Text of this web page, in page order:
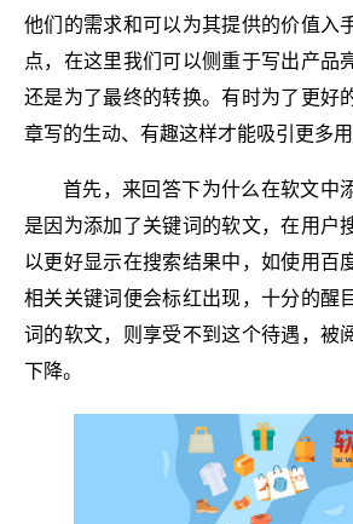
他们的需求和可以为其提供的价值入
点，在这里我们可以侧重于写出产品
还是为了最终的转换。有时为了更好
章写的生动、有趣这样才能吸引更多用
首先，来回答下为什么在软文中
是因为添加了关键词的软文，在用户
以更好显示在搜索结果中，如使用百
相关关键词便会标红出现，十分的醒
词的软文，则享受不到这个待遇，被
下降。